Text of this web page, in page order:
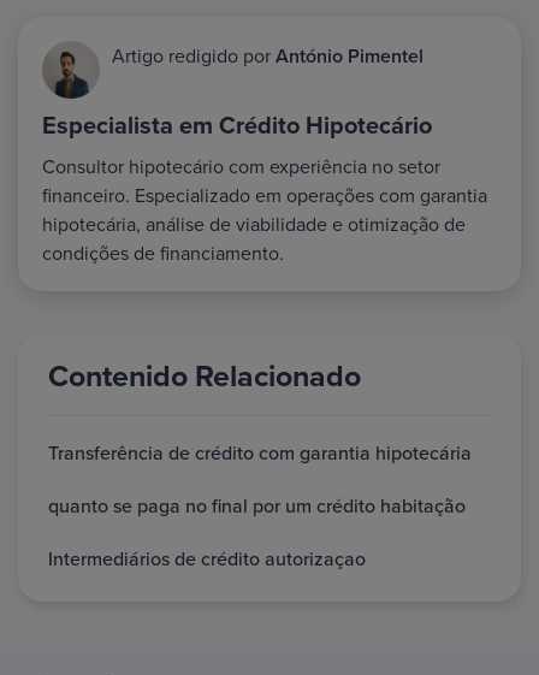
Artigo redigido porAntónio Pimentel
Especialista em Crédito Hipotecário
Consultor hipotecário com experiência no setor
financeiro. Especializado em operações com garantia
hipotecária, análise de viabilidade e otimização de
condições de financiamento.
Contenido Relacionado
Transferência de crédito com garantia hipotecária
quanto se paga no final por um crédito habitação
Intermediários de crédito autorizaçao